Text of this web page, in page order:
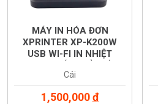
MÁY IN HÓA ĐƠN
XPRINTER XP-K200W
USB WI-FI IN NHIỆT
80MM
Cái
1,500,000đ